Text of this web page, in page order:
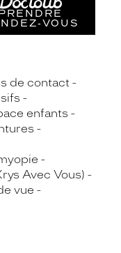
de contact
enfants
Avec Vous)
vue